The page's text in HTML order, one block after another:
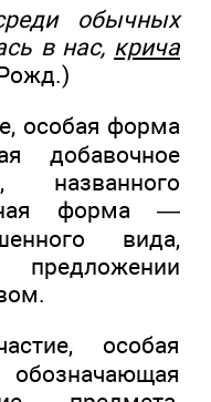
обычных
в нас, крича
особая форма
добавочное
названного
форма —
вида,
особая